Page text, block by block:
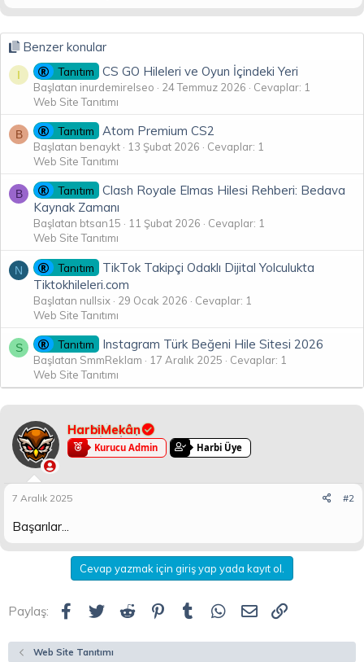
Benzer konular
I Tanıtım CS GO Hileleri ve Oyun İçindeki Yeri
Başlatan inurdemirelseo 24 Temmuz 2026
Cevaplar: 1
Web Site Tanıtımı
B Tanıtım Atom Premium CS2
Başlatan benaykt 13 Şubat 2026
Cevaplar: 1
Web Site Tanıtımı
B Tanıtım
Clash Royale Elmas Hilesi Rehberi: Bedava
Kaynak Zamanı
Başlatan btsan15 11 Şubat 2026
Cevaplar: 1
Web Site Tanıtımı
N Tanıtım
TikTok Takipçi Odaklı Dijital Yolculukta
Tiktokhileleri.com
Başlatan nullsix 29 Ocak 2026
Cevaplar: 1
Web Site Tanıtımı
S Tanıtım Instagram Türk Beğeni Hile Sitesi 2026
Başlatan SmmReklam 17 Aralık 2025
Cevaplar: 1
Web Site Tanıtımı
HarbiMekân
Kurucu Admin Harbi Üye
7 Aralık 2025 #2
Başarılar...
Cevap yazmak için giriş yap yada kayıt ol.
Paylaş: Facebook
Twitter Reddit Pinterest
Tumblr WhatsApp
E-posta
Web Site Tanıtımı